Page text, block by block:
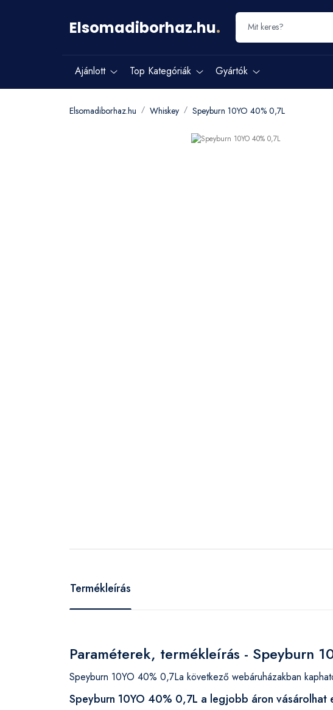
Elsomadiborhaz.hu.
Ajánlott Top Kategóriák Gyártók
Elsomadiborhaz.hu Whiskey Speyburn 10YO 40% 0,7L
Termékleírás
Paraméterek, termékleírás - Speyburn
Speyburn 10YO 40% 0,7La következő webáruházakban
Speyburn 10YO 40% 0,7L a legjobb áron vásárolhat